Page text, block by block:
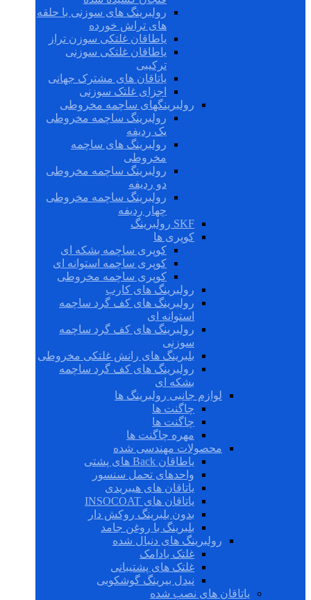
رولبرینگ های سوزنی با حلقه
های تراش خورده
یاطاقان غلتکی سوزن تراز
یاطاقان غلتکی سوزنی
ترکیبی
یاتاقان های مشترک جهانی
اجزای غلتک سوزنی
رولبرینگهای ساچمه مخروطی
رولبرینگ ساچمه مخروطی
یک ردیفه
رولبرینگ های ساچمه
مخروطی
رولبرینگ ساچمه مخروطی
دو ردیفه
رولبرینگ ساچمه مخروطی
چهار ردیفه
SKF رولبرینگ
کوپری ها
کوپری ساچمه بشکه ای
کوپری ساچمه استوانه ای
کوپری ساچمه مخروطی
رولبرینگ های کارب
رولبرینگ های کف گرد ساچمه
استوانه ای
رولبرینگ های کف گرد ساچمه
سوزنی
بلبرینگ های رانش غلتکی مخروطی
رولبرینگ های کف گرد ساچمه
بشکه ای
لوازم جانبی رولبرینگ ها
چاگنت ها
چاگنت ها
مهره چاگنت ها
محصولات مهندسی شده
یاطاقان Back های پشتی
واحدهای تحمل سنسور
یاتاقان های هیبریدی
یاتاقان های INSOCOAT
بدون بلبرینگ روکش دار
بلبرینگ با روغن جامد
رولبرینگ های دنبال شده
غلتک بادامک
غلتک های پشتیبانی
نیدل بیرینگ گوشکوبی
یاتاقان های نصب شده